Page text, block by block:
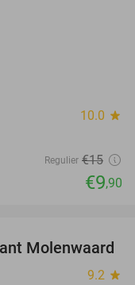
10.0 star
Regulier €15
€9,90
20%
Molenwaard
9.2 star